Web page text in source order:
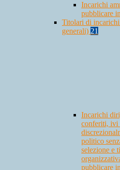
Incarichi
pubblicare
Titolari di
generali) 21
Incarichi
conferiti, ivi
politico
selezione e
pubblicare